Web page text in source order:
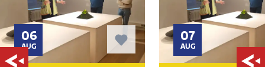
06
AUG
07
AUG